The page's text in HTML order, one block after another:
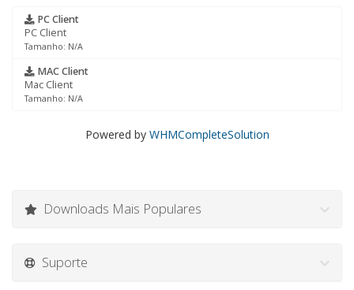
PC Client
PC Client
Tamanho: N/A
MAC Client
Mac Client
Tamanho: N/A
Powered by WHMCompleteSolution
Downloads Mais Populares
Suporte